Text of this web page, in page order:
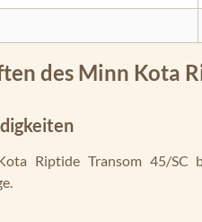
des Minn Kota
Riptide Transom 45/